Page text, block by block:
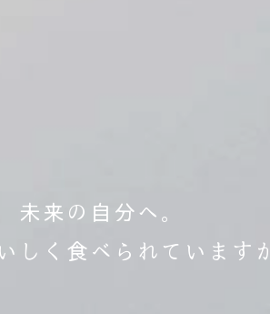
未来の自分へ。
しく食べられています